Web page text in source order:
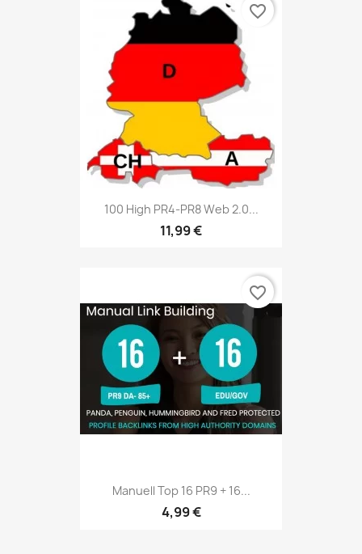
100 High PR4-PR8 Web 2.0...
11,99 €
favorite_border
Manuell Top 16 PR9 + 16...
4,99 €
favorite_border